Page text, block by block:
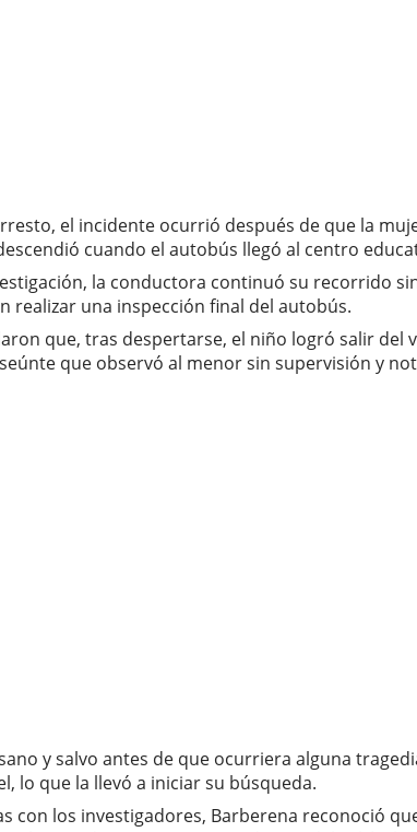
el incidente ocurrió después de que la
cuando el autobús llegó al centro
la conductora continuó su recorrido
realizar una inspección final del autobús.
que, tras despertarse, el niño logró salir
que observó al menor sin supervisión y
y salvo antes de que ocurriera alguna
lo que la llevó a iniciar su búsqueda.
con los investigadores, Barberena reconoció